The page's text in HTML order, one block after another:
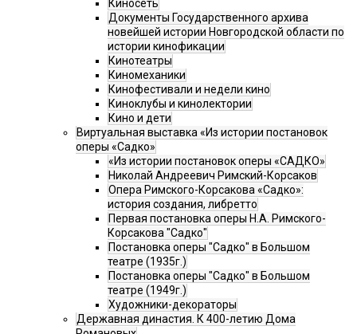
Киносеть
Документы Государственного архива
новейшей истории Новгородской области по
истории кинофикации
Кинотеатры
Киномеханики
Кинофестивали и недели кино
Киноклубы и кинолектории
Кино и дети
Виртуальная выставка «Из истории постановок
оперы «Садко»
«Из истории постановок оперы «САДКО»
Николай Андреевич Римский-Корсаков
Опера Римского-Корсакова «Садко»:
история создания, либретто
Первая постановка оперы Н.А. Римского-
Корсакова "Садко"
Постановка оперы "Садко" в Большом
театре (1935г.)
Постановка оперы "Садко" в Большом
театре (1949г.)
Художники-декораторы
Державная династия. К 400-летию Дома